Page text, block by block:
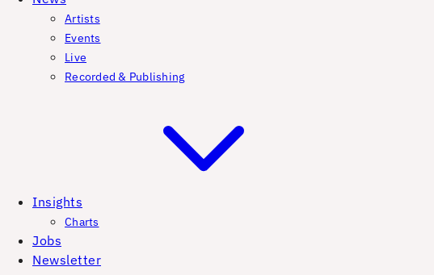
Artists
Events
Live
Recorded & Publishing
Insights
Charts
Jobs
Newsletter